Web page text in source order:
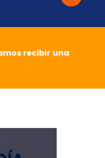
recibir una